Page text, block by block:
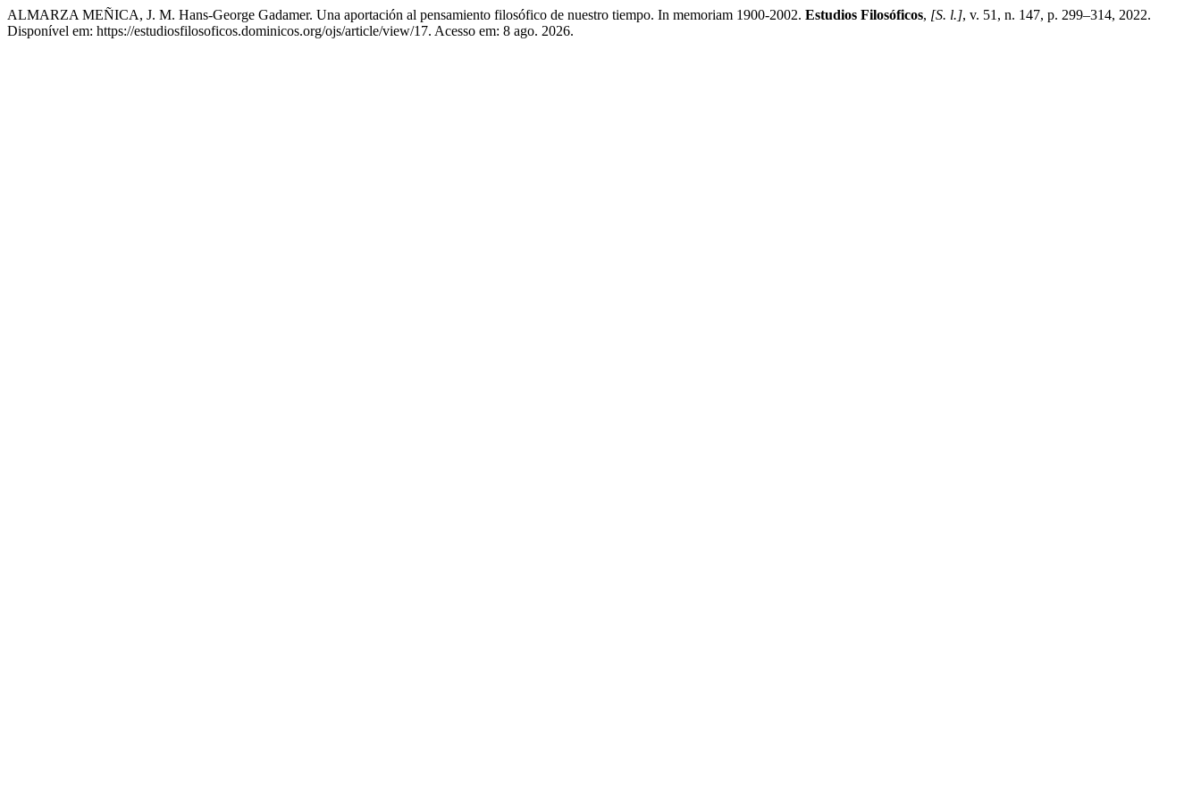
ALMARZA MEÑICA, J. M. Hans-George Gadamer. Una aportación al pensamiento filosófico de nuestro tiempo. In memoriam 1900-2002. Estudios Filosóficos, [S. l.], v. 51, n. 147, p. 299–314, 2022.
Disponível em: https://estudiosfilosoficos.dominicos.org/ojs/article/view/17. Acesso em: 8 ago. 2026.